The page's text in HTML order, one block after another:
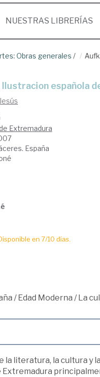
NUESTRAS LIBRERÍAS
Obras generales /
Ilustracion española
Extremadura
España
en 7/10 días.
/Edad Moderna /La
literatura, la cultura y